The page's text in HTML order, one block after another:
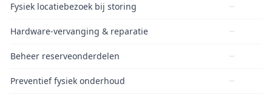
Fysiek locatiebezoek bij storing
Hardware-vervanging & reparatie
Beheer reserveonderdelen
Preventief fysiek onderhoud